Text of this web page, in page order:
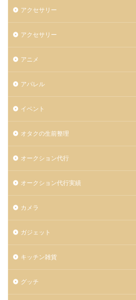
アクセサリー
アクセサリー
アニメ
アパレル
イベント
オタクの生前整理
オークション代行
オークション代行実績
カメラ
ガジェット
キッチン雑貨
グッチ